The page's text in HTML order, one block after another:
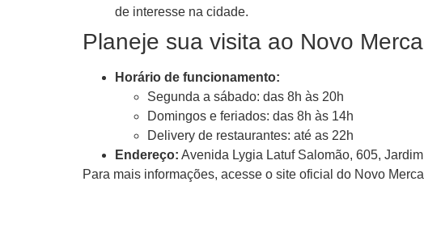
de interesse na cidade.
Planeje sua visita ao Novo
Horário de funcionamento:
Segunda a sábado: das 8h às 20h
Domingos e feriados: das 8h às 14h
Delivery de restaurantes: até as 22h
Endereço: Avenida Lygia Latuf Salomão, 605,
Para mais informações, acesse o site oficial do Novo